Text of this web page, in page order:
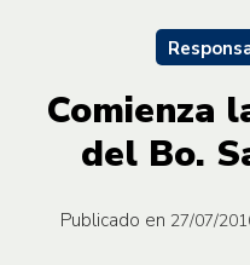
Comienza
del Bo.
Publicado en 27/07/